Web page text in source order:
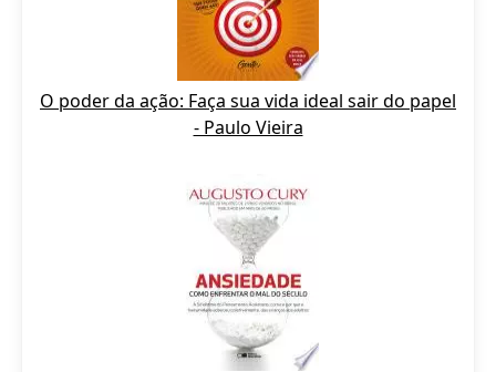
O poder da ação: Faça sua vida ideal sair do papel
- Paulo Vieira